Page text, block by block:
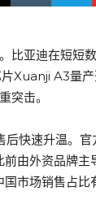
比亚迪在短短
Xuanji A3量
突击。
快速升温。
由外资品牌
市场销售占